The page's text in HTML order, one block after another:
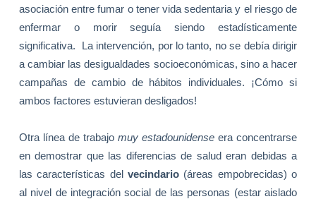
asociación entre fumar o tener vida sedentaria y el riesgo de
enfermar o morir seguía siendo estadísticamente
significativa.
La intervención, por lo tanto, no se debía dirigir
a cambiar las desigualdades socioeconómicas, sino a hacer
campañas de cambio de hábitos individuales. ¡Cómo si
ambos factores estuvieran desligados!
Otra línea de trabajomuy estadounidense era concentrarse
en demostrar que las diferencias de salud eran debidas a
las características del vecindario (áreas empobrecidas) o
al nivel de integración social de las personas (estar aislado